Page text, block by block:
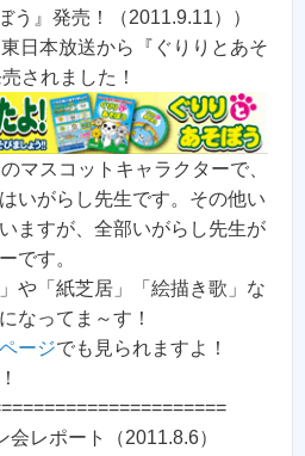
う』発売！（2011.9.11））
日本放送から『ぐりりとあそ
されました！
マスコットキャラクターで、
いがらし先生です。その他い
ますが、全部いがらし先生が
です。
や「紙芝居」「絵描き歌」な
なってま～す！
ージでも見られますよ！
レポート（2011.8.6）